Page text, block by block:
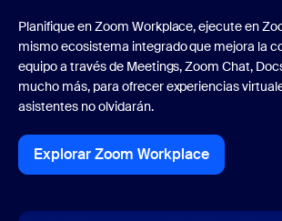
Planifique en Zoom Workplace, ejecute en
mismo ecosistema integrado que mejora la
equipo a través de Meetings, Zoom Chat,
mucho más, para ofrecer experiencias
asistentes no olvidarán.
Explorar Zoom Workplace
Explorar Zoom